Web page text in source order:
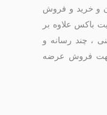
و خرید و فروش
باکس علاوه بر
، چند رسانه و
جهت فروش عرضه